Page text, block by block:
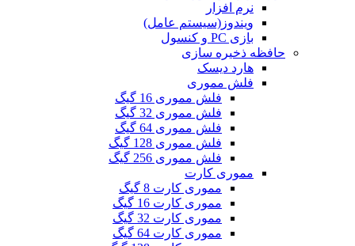
نرم افزار
ویندوز(سیستم عامل)
بازی PC و کنسول
حافظه ذخیره سازی
هارد دیسک
فلش مموری
فلش مموری 16 گیگ
فلش مموری 32 گیگ
فلش مموری 64 گیگ
فلش مموری 128 گیگ
فلش مموری 256 گیگ
مموری کارت
مموری کارت 8 گیگ
مموری کارت 16 گیگ
مموری کارت 32 گیگ
مموری کارت 64 گیگ